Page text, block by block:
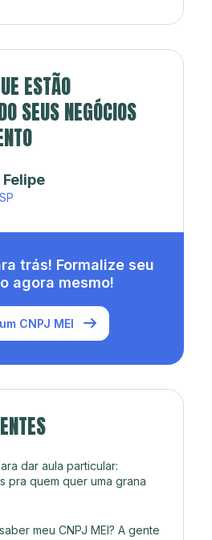
ESTÃO
SEUS NEGÓCIOS
e sorveteria
- RJ
trás! Formalize seu
agora mesmo!
CNPJ MEI
dar aula particular:
pra quem quer uma grana
meu CNPJ MEI? A gente